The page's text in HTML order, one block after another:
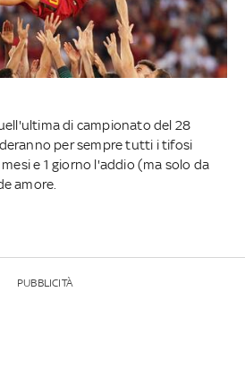
di campionato del 28
per sempre tutti i tifosi
e 1 giorno l'addio (ma solo da
amore.
PUBBLICITÀ